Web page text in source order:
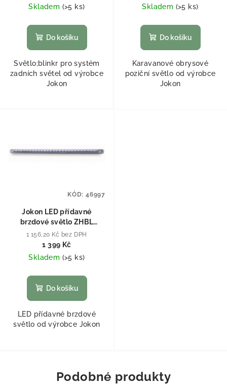
Skladem (>5 ks)
Do košíku
Světlo;blinkr pro systém
zadních světel od výrobce
Jokon
Skladem (>5 ks)
Do košíku
Karavanové obrysové
poziční světlo od výrobce
Jokon
Jokon LED přídavné
brzdové světlo ZHBL
Červená
1 156,20 Kč bez DPH
1 399 Kč
Skladem (>5 ks)
Do košíku
LED přídavné brzdové
světlo od výrobce Jokon
KÓD: 46997
Podobné produkty